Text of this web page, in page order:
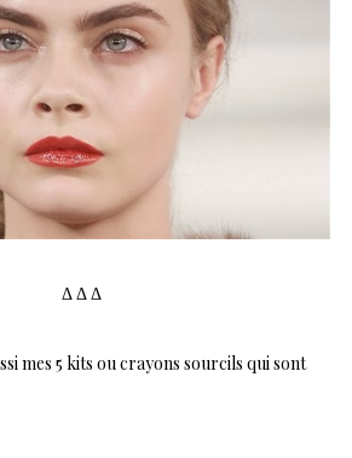
Δ Δ Δ
mes 5 kits ou crayons sourcils qui sont